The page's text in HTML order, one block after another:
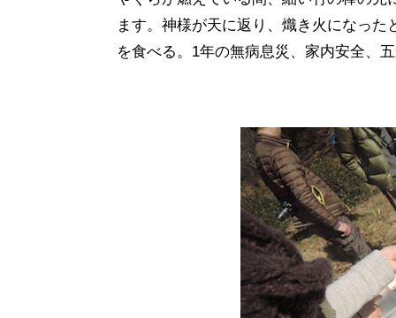
ます。神様が天に返り、熾き火になっ
を食べる。1年の無病息災、家内安全、